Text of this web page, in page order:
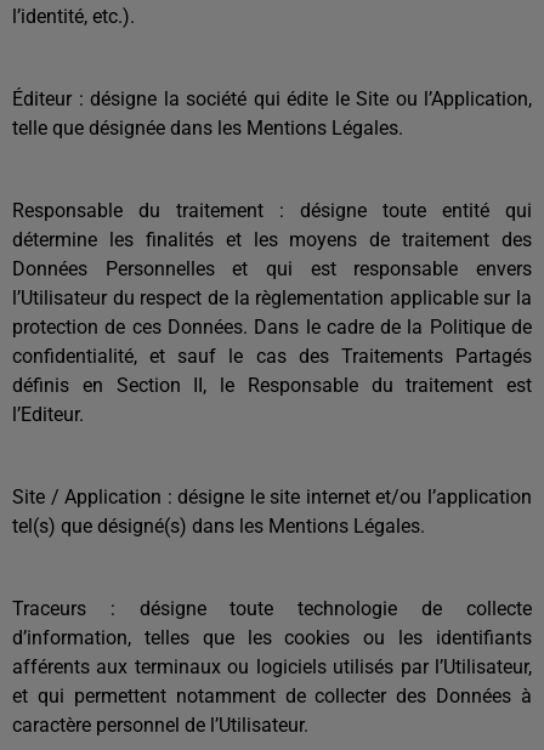
l’identité, etc.).
Éditeur : désigne la société qui édite le Site ou l’Application,
telle que désignée dans les Mentions Légales.
Responsable du traitement : désigne toute entité qui
détermine les finalités et les moyens de traitement des
Données Personnelles et qui est responsable envers
l’Utilisateur du respect de la règlementation applicable sur la
protection de ces Données. Dans le cadre de la Politique de
confidentialité, et sauf le cas des Traitements Partagés
définis en Section II, le Responsable du traitement est
l’Editeur.
Site / Application : désigne le site internet et/ou l’application
tel(s) que désigné(s) dans les Mentions Légales.
Traceurs : désigne toute technologie de collecte
d’information, telles que les cookies ou les identifiants
afférents aux terminaux ou logiciels utilisés par l’Utilisateur,
et qui permettent notamment de collecter des Données à
caractère personnel de l’Utilisateur.